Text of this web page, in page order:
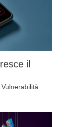
il
Vulnerabilità